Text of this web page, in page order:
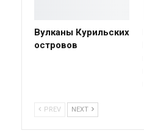
Вулканы Курильских
островов
PREV NEXT